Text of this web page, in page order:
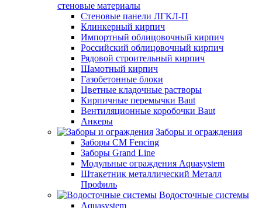
стеновые материалы
Стеновые панели ЛГКЛ-П
Клинкерный кирпич
Импортный облицовочный кирпич
Российский облицовочный кирпич
Рядовой строительный кирпич
Шамотный кирпич
Газобетонные блоки
Цветные кладочные растворы
Кирпичные перемычки Baut
Вентиляционные коробочки Baut
Анкеры
Заборы и ограждения
Заборы CM Fencing
Заборы Grand Line
Модульные ограждения Aquasystem
Штакетник металлический Металл
Профиль
Водосточные системы
Aquasystem